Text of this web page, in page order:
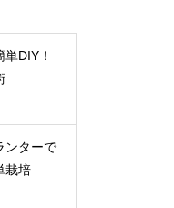
DIY！
ンターで
栽培